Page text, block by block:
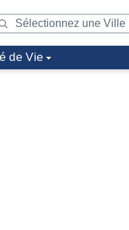
de Vie